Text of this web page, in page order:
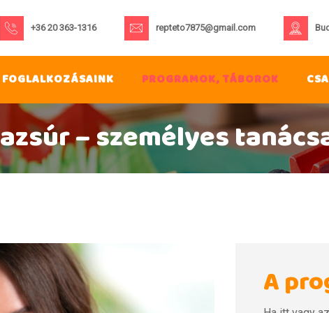
+36 20 363-1316 repteto7875@gmail.com
FOGLALKOZÁSAINK PROGRAMOK, TÁBOROK
– személyes
A